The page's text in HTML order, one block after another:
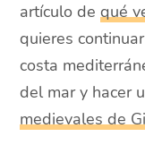
artículo dequé
quieres
costa
del mar y hacer
medievales de